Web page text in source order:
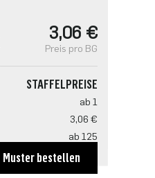
3,06 €
Preis pro BG
STAFFELPREISE
ab 1
3,06 €
ab 125
2,04 €
ab 250
Muster bestellen